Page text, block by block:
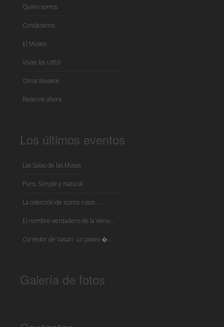
Quién somos
Contáctenos
El Museo
Visite los Uffizi
Otros Museos
Reserve ahora
Los últimos eventos
Las Salas de las Musas
Puro, Simple y Natural
La colección de iconos rusos ...
El nombre verdadero de la Venu...
Corredor de Vasari: un paseo �...
Galería de fotos